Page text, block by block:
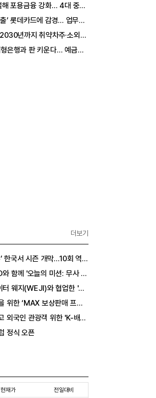
SK하이닉스가
가는 까닭은
화… 4대 중심축 중심 상반기 목표 60% 달성
카드에 감경... 업무정지 1.5개월
취약차주·소외계층에 30조원 지원”
운다… 예금토큰으로 국가 간 결제 성공
더보기
막…10회 역사를 이어갈 챔피언은 누가 될까
미션: 무사 퇴근' 포토카드 이벤트 진행
와 협업한 '이너뷰티 홍삼스틱' 공개
‘MAX 보상판매 프로모션’ 진행
인 관광객 위한 'K-배달' 문화 개척
정식 오픈
현재가 전일대비